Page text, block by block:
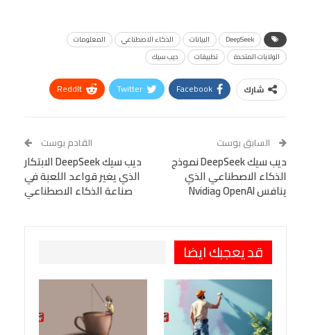
DeepSeek البيانات الذكاء الاصطناعي
المعلومات
الولايات المتحدة
تطبيقات ديب سيك
شارك Facebook
Twitter
ReddIt
Tumblr
البريد الإلكتروني
StumbleUpon
VK
Digg
LINE
BlackBerry
Viber
السابق بوست
ديب سيك DeepSeek نموذج
الذكاء الاصطناعي الذي
ينافس OpenAI وNvidia
القادم بوست
ديب سيك DeepSeek الابتكار
الذي يغير قواعد اللعبة في
صناعة الذكاء الاصطناعي
قد يعجبك ايضا